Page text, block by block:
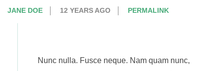
JANE DOE 12 YEARS AGO PERMALINK
Nunc nulla. Fusce neque. Nam quam nunc,